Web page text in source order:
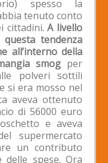
spesso la
tenuto conto
cittadini. A livello
tendenza
all’interno della
smogper
polveri sottili
si era mosso nel
aveva ottenuto
di 56000 euro
e aveva
supermercato
un contributo
spese. Ora